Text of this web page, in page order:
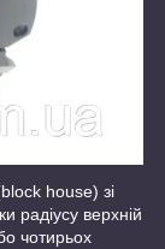
house) зі
радіусу верхній
чотирьох